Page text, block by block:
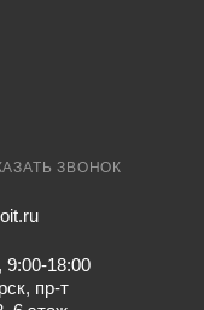
ЗВОНОК
18:00
пр-т